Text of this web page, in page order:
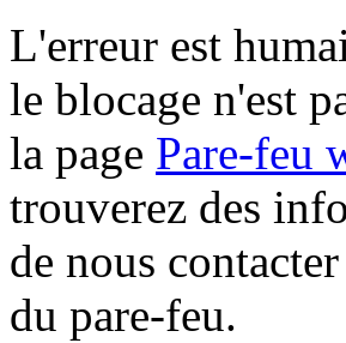
L'erreur est
le blocage n'est
la page Pare-feu
trouverez des
de nous
du pare-feu.